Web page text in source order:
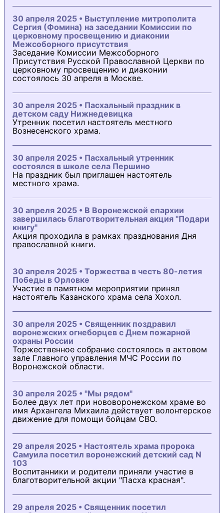
30 апреля 2025 • Выступление митрополита
Сергия (Фомина) на заседании Комиссии по
церковному просвещению и диаконии
Межсоборного присутствия
Заседание Комиссии Межсоборного
Присутствия Русской Православной Церкви по
церковному просвещению и диаконии
состоялось 30 апреля в Москве.
30 апреля 2025 • Пасхальный праздник в
детском саду Нижнедевицка
Утренник посетил настоятель местного
Вознесенского храма.
30 апреля 2025 • Пасхальный утренник
состоялся в школе села Першино
На праздник был приглашен настоятель
местного храма.
30 апреля 2025 • В Воронежской епархии
завершилась благотворительная акция "Подари
книгу"
Акция проходила в рамках празднования Дня
православной книги.
30 апреля 2025 • Торжества в честь 80-летия
Победы в Орловке
Участие в памятном мероприятии принял
настоятель Казанского храма села Хохол.
30 апреля 2025 • Священник поздравил
воронежских огнеборцев с Днем пожарной
охраны России
Торжественное собрание состоялось в актовом
зале Главного управления МЧС России по
Воронежской области.
30 апреля 2025 • "Мы рядом"
Более двух лет при нововоронежском храме во
имя Архангела Михаила действует волонтерское
движение для помощи бойцам СВО.
29 апреля 2025 • Настоятель храма пророка
Самуила посетил воронежский детский сад N
103
Воспитанники и родители приняли участие в
благотворительной акции "Пасха красная".
29 апреля 2025 • Священник посетил